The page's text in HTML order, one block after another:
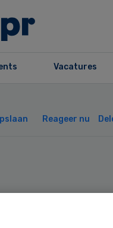
Vacatures
Reageer nu